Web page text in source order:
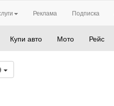
Реклама Подписка
Купи авто Мото Рейс